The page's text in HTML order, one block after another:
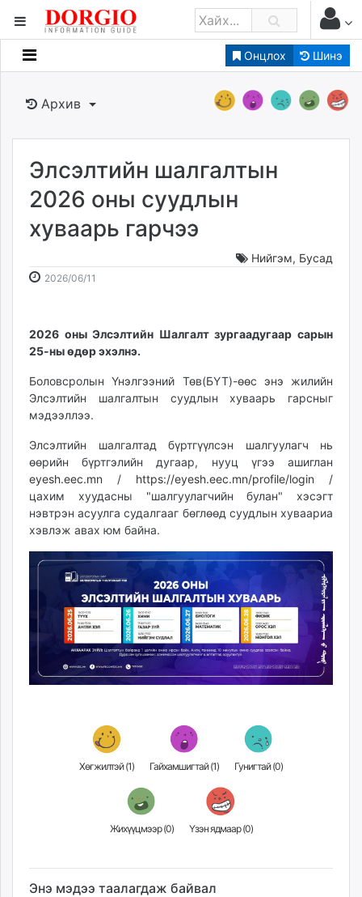
Онцлох Шинэ
Мэдээллийн
Банк санхүү
Бизнес ААН
Төрийн
dorgio.mn
caak.mn
Baabar.mn
tovch.mn
ikon.mn
mnb.mn
Livetv.mn
24tsag.mn
shuud.mn
eagle.mn
ergelt.mn
zarig.mn
today.mn
asu.mn
times.mn
Архив
Элсэлтийн шалгалтын
2026 оны суудлын
хуваарь гарчээ
Нийгэм, Бусад
2026/06/11
13:33:30
10:23:03
2026 оны Элсэлтийн Шалгалт зургаадугаар сарын
25-ны өдөр эхэлнэ.
Боловсролын Үнэлгээний Төв(БҮТ)-өөс энэ жилийн
Элсэлтийн шалгалтын суудлын хуваарь гарсныг
мэдээллээ.
Элсэлтийн шалгалтад бүртгүүлсэн шалгуулагч нь
өөрийн бүртгэлийн дугаар, нууц үгээ ашиглан
eyesh.eec.mn / https://eyesh.eec.mn/profile/login /
цахим хуудасны "шалгуулагчийн булан" хэсэгт
нэвтрэн асуулга судалгааг бөглөөд суудлын хуваариа
хэвлэж авах юм байна.
Хөгжилтэй (1) Гайхамшигтай (1) Гунигтай (0)
Жихүүцмээр (0) Үзэн ядмаар (0)
Энэ мэдээ таалагдаж байвал